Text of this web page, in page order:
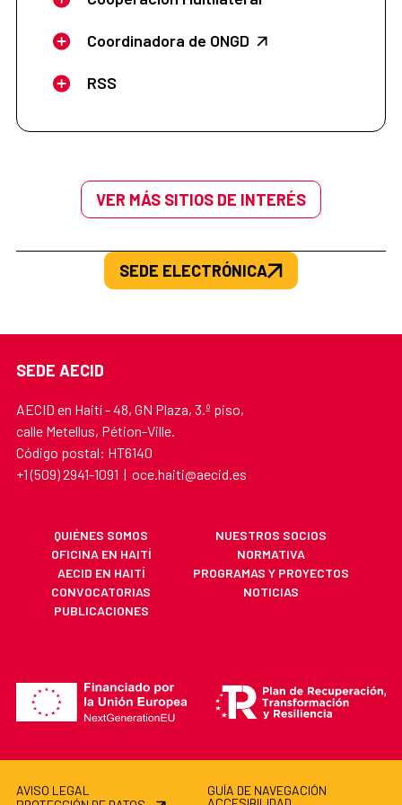
Coordinadora de ONGD
RSS
VER MÁS SITIOS DE INTERÉS
SEDE ELECTRÓNICA
SEDE AECID
AECID en Haití - 48, GN Plaza, 3.º piso,
calle Metellus, Pétion-Ville.
Código postal: HT6140
+1 (509) 2941-1091 | oce.haiti@aecid.es
QUIÉNES SOMOS
NUESTROS SOCIOS
OFICINA EN HAITÍ
NORMATIVA
AECID EN HAITÍ
PROGRAMAS Y PROYECTOS
CONVOCATORIAS
NOTICIAS
PUBLICACIONES
AVISO LEGAL
GUÍA DE NAVEGACIÓN